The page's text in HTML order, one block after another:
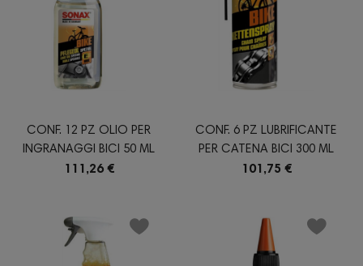
CONF. 12 PZ OLIO PER
INGRANAGGI BICI 50 ML
111,26 €
CONF. 6 PZ LUBRIFICANTE
PER CATENA BICI 300 ML
101,75 €